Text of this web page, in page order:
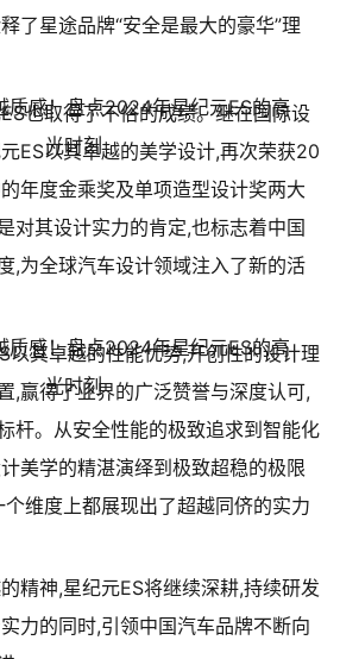
了星途品牌“安全是最大的豪华”理
也取得了不俗的成绩。继在国际设
ES以其卓越的美学设计,再次荣获20
年度金乘奖及单项造型设计奖两大
对其设计实力的肯定,也标志着中国
,为全球汽车设计领域注入了新的活
以其卓越的性能优势,开创性的设计理
,赢得了业界的广泛赞誉与深度认可,
杆。从安全性能的极致追求到智能化
美学的精湛演绎到极致超稳的极限
维度上都展现出了超越同侪的实力
精神,星纪元ES将继续深耕,持续研发
力的同时,引领中国汽车品牌不断向